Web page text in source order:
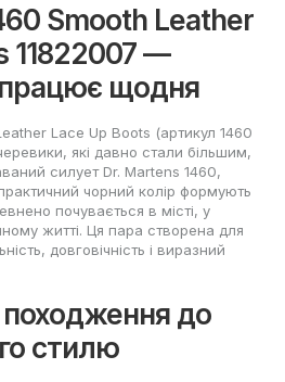
Smooth Leather
11822007 —
працює щодня
Lace Up Boots (артикул 1460
які давно стали більшим,
силует Dr. Martens 1460,
чорний колір формують
почувається в місті, у
житті. Ця пара створена для
довговічність і виразний
походження до
стилю